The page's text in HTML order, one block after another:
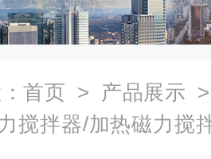
首页 > 产品展示
搅拌器/加热磁力搅